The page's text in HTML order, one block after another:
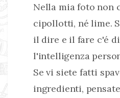
Nella mia foto non
cipollotti, né lime.
il dire e il fare c'é
l'intelligenza
Se vi siete fatti
ingredienti,